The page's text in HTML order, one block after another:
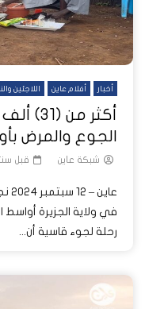
أخبار أفلام عاين اللاجئين
أكثر
الجوع والمرض
شبكة عاين قبل
في ولاية الجزيرة أواسط
رحلة لجوء قاسية أن...